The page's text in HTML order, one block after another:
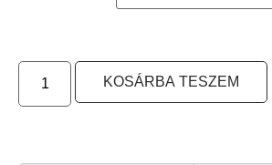
KOSÁRBA TESZEM